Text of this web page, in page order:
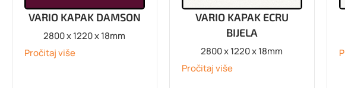
VARIO KAPAK DAMSON
2800 x 1220 x 18mm
Pročitaj više
VARIO KAPAK ECRU
BIJELA
2800 x 1220 x 18mm
Pročitaj više